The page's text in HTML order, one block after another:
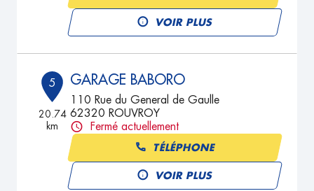
VOIR PLUS
5
20.74
km
GARAGE BABORO
110 Rue du General de Gaulle
62320 ROUVROY
Fermé actuellement
TÉLÉPHONE
VOIR PLUS